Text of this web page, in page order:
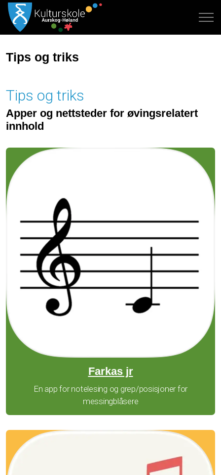
Tips og triks
Tips og triks
Apper og nettsteder for øvingsrelatert
innhold
Farkas jr
En app for notelesing og grep/posisjoner for
messingblåsere